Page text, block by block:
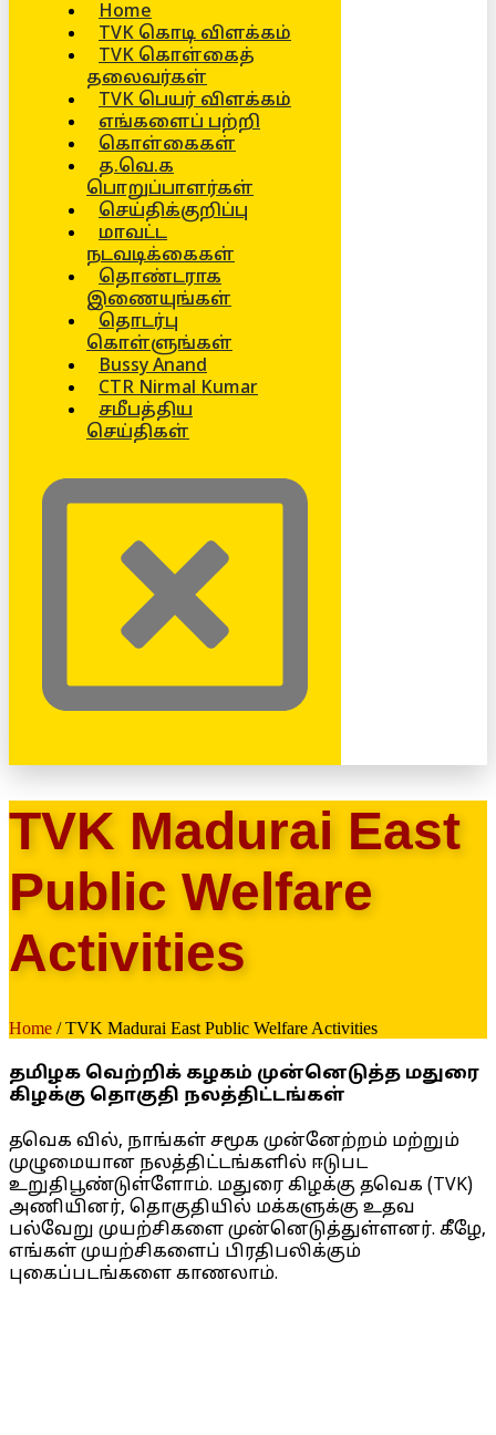
Home
TVK கொடி விளக்கம்
TVK கொள்கைத்
தலைவர்கள்
TVK பெயர் விளக்கம்
எங்களைப் பற்றி
கொள்கைகள்
த.வெ.க
பொறுப்பாளர்கள்
செய்திக்குறிப்பு
மாவட்ட
நடவடிக்கைகள்
தொண்டராக
இணையுங்கள்
தொடர்பு
கொள்ளுங்கள்
Bussy Anand
CTR Nirmal Kumar
சமீபத்திய
செய்திகள்
TVK Madurai East
Public Welfare
Activities
Home / TVK Madurai East Public Welfare Activities
தமிழக வெற்றிக் கழகம் முன்னெடுத்த மதுரை
கிழக்கு தொகுதி நலத்திட்டங்கள்
தவெக வில், நாங்கள் சமூக முன்னேற்றம் மற்றும்
முழுமையான நலத்திட்டங்களில் ஈடுபட
உறுதிபூண்டுள்ளோம். மதுரை கிழக்கு தவெக (TVK)
அணியினர், தொகுதியில் மக்களுக்கு உதவ
பல்வேறு முயற்சிகளை முன்னெடுத்துள்ளனர். கீழே,
எங்கள் முயற்சிகளைப் பிரதிபலிக்கும்
புகைப்படங்களை காணலாம்.